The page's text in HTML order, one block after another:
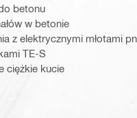
betonu
w betonie
z elektrycznymi młotami
TE-S
ciężkie kucie